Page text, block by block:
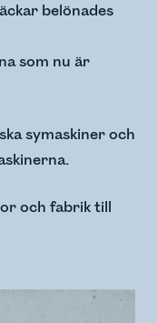
belönades
som nu är
symaskiner och
och fabrik till